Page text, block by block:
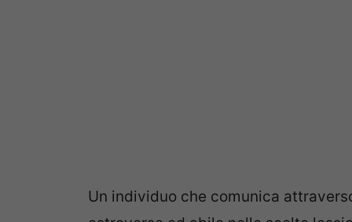
Un individuo che comunica